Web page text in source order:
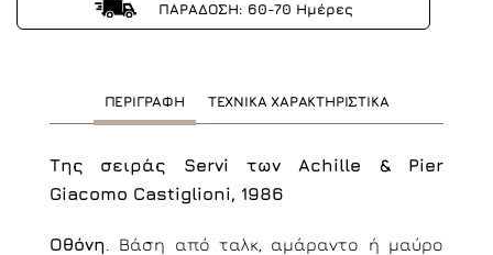
ΠΑΡΑΔΟΣΗ: 60-70 Ημέρες
ΠΕΡΙΓΡΑΦΗ ΤΕΧΝΙΚΑ ΧΑΡΑΚΤΗΡΙΣΤΙΚΑ
Της σειράς Servi των Achille & Pier
Giacomo Castiglioni, 1986
Οθόνη. Βάση από ταλκ, αμάραντο ή μαύρο